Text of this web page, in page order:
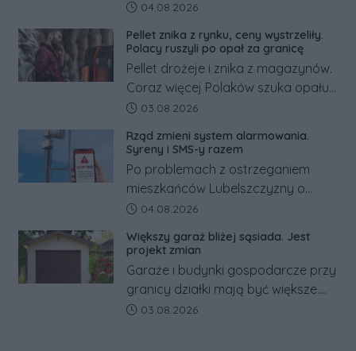
pracowników podwyżka płacy
tym zmianom zyskają.
Data dodania artykułu:
04.08.2026
Pellet znika z rynku, ceny wystrzeliły.
Polacy ruszyli po opał za granicę
Pellet drożeje i znika z magazynów.
Coraz więcej Polaków szuka opału
za granicą, gdzie bywa nawet
Co się dzieje?
Data dodania artykułu:
03.08.2026
Rząd zmieni system alarmowania.
Syreny i SMS-y razem
Po problemach z ostrzeganiem
mieszkańców Lubelszczyzny o
rosyjskim zagrożeniu rząd
alarmowych, alertów RCB i aplikacji
w jeden system.
Data dodania artykułu:
04.08.2026
Większy garaż bliżej sąsiada. Jest
projekt zmian
Garaże i budynki gospodarcze przy
granicy działki mają być większe.
Projekt zaostrza też zasady
Data dodania artykułu:
03.08.2026